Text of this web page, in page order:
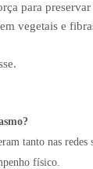
para preservar
vegetais e
tanto nas
físico.